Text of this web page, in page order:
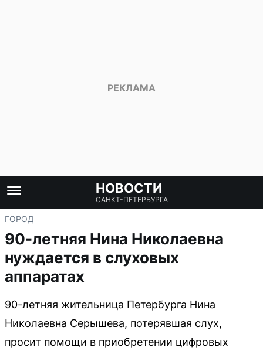
НОВОСТИ
САНКТ-ПЕТЕРБУРГА
ГОРОД
90-летняя Нина Николаевна
нуждается в слуховых
аппаратах
90-летняя жительница Петербурга Нина
Николаевна Серышева, потерявшая слух,
просит помощи в приобретении цифровых